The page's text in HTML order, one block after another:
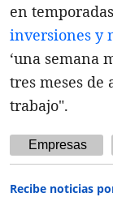
en
inversiones y
‘una semana
tres meses
trabajo".
Empresas
Recibe noticias